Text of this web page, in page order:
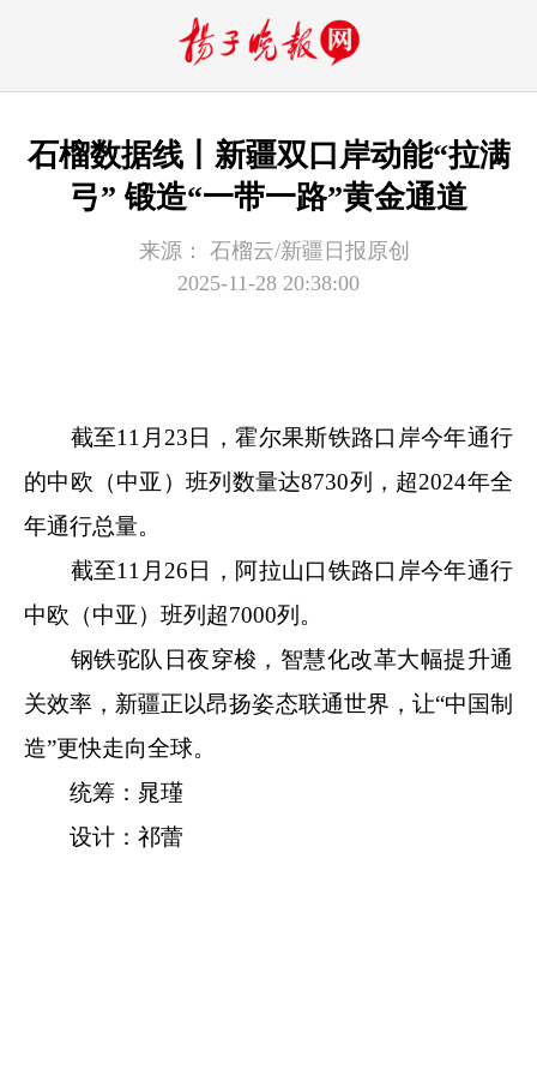
石榴数据线丨新疆双口岸动能“拉满
弓” 锻造“一带一路”黄金通道
来源：
石榴云/新疆日报原创
2025-11-28 20:38:00
截至11月23日，霍尔果斯铁路口岸今年通行
的中欧（中亚）班列数量达8730列，超2024年全
年通行总量。
截至11月26日，阿拉山口铁路口岸今年通行
中欧（中亚）班列超7000列。
钢铁驼队日夜穿梭，智慧化改革大幅提升通
关效率，新疆正以昂扬姿态联通世界，让“中国制
造”更快走向全球。
统筹：晁瑾
设计：祁蕾